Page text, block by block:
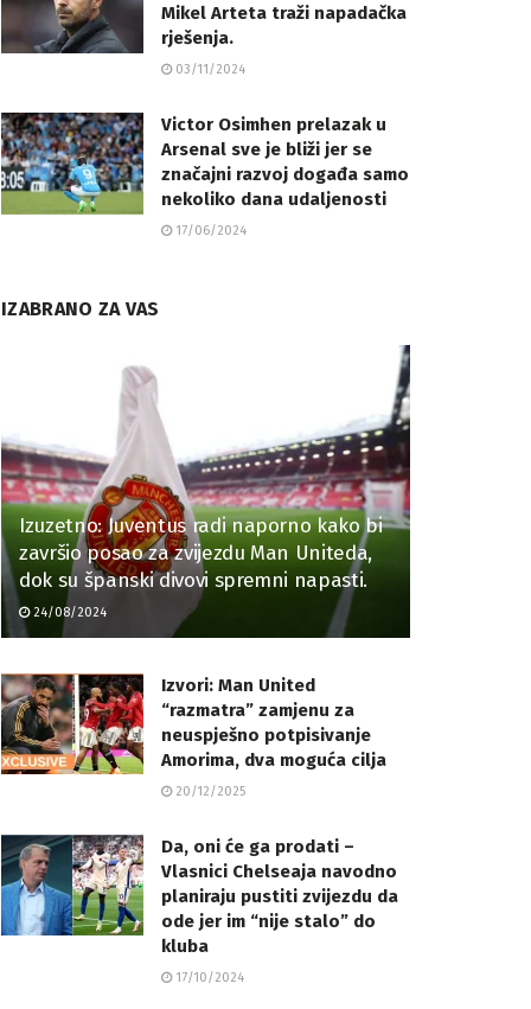
Mikel Arteta traži napadačka
rješenja.
03/11/2024
Victor Osimhen prelazak u
Arsenal sve je bliži jer se
značajni razvoj događa samo
nekoliko dana udaljenosti
17/06/2024
IZABRANO ZA VAS
Izuzetno: Juventus radi naporno kako bi
završio posao za zvijezdu Man Uniteda,
dok su španski divovi spremni napasti.
24/08/2024
Izvori: Man United
“razmatra” zamjenu za
neuspješno potpisivanje
Amorima, dva moguća cilja
20/12/2025
Da, oni će ga prodati –
Vlasnici Chelseaja navodno
planiraju pustiti zvijezdu da
ode jer im “nije stalo” do
kluba
17/10/2024